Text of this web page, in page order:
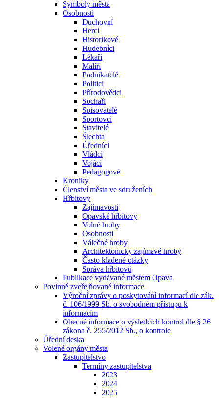
Symboly města
Osobnosti
Duchovní
Herci
Historikové
Hudebníci
Lékaři
Malíři
Podnikatelé
Politici
Přírodovědci
Sochaři
Spisovatelé
Sportovci
Stavitelé
Šlechta
Úředníci
Vládci
Vojáci
Pedagogové
Kroniky
Členství města ve sdruženích
Hřbitovy
Zajímavosti
Opavské hřbitovy
Volné hroby
Osobnosti
Válečné hroby
Architektonicky zajímavé hroby
Často kladené otázky
Správa hřbitovů
Publikace vydávané městem Opava
Povinně zveřejňované informace
Výroční zprávy o poskytování informací dle zák.
č. 106/1999 Sb. o svobodném přístupu k
informacím
Obecné informace o výsledcích kontrol dle § 26
zákona č. 255/2012 Sb., o kontrole
Úřední deska
Volené orgány města
Zastupitelstvo
Termíny zastupitelstva
2023
2024
2025